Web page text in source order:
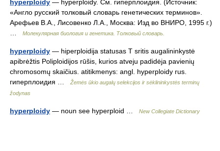
hyperploidy — hyperploidy. См. гиперплоидия. (Источник:
«Англо русский толковый словарь генетических терминов».
Арефьев В.А., Лисовенко Л.А., Москва: Изд во ВНИРО, 1995 г.)
Молекулярная биология и генетика. Толковый словарь.
hyperploidy — hiperploidija statusas T sritis augalininkystė
apibrėžtis Poliploidijos rūšis, kurios atveju padidėja pavienių
chromosomų skaičius. atitikmenys: angl. hyperploidy rus.
гиперплоидия …
Žemės ūkio augalų selekcijos ir sėklininkystės terminų
žodynas
hyperploidy — noun see hyperploid … New Collegiate Dictionary